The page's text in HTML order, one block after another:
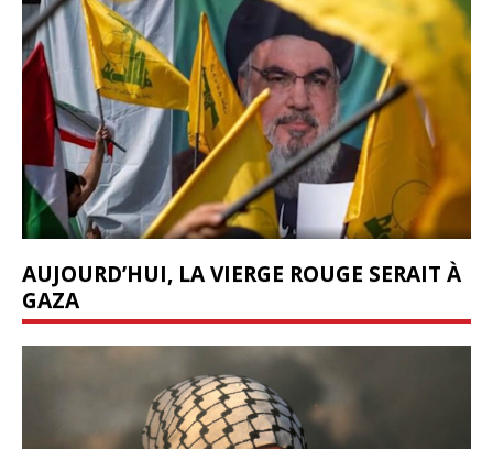
AUJOURD’HUI, LA VIERGE ROUGE SERAIT À
GAZA